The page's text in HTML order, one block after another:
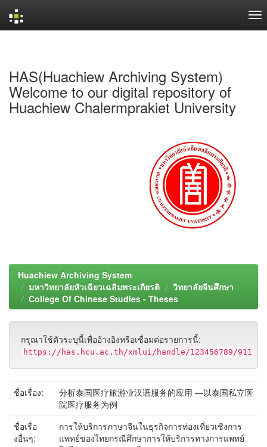
HAS(Huachiew Archiving System)
Welcome to our digital repository of
Huachiew Chalermprakiet University
Huachiew Archiving System
มหาวิทยาลัยหัวเฉียวเฉลิมพระเกียรติ
วิทยาลัยจีนศึกษา
College Of Chinese Studies - Theses
กรุณาใช้ตัวระบุนี้เพื่ออ้างอิงหรือเชื่อมต่อรายการนี้:
https://has.hcu.ac.th/xmlui/handle/123456789/911
ชื่อเรื่อง:
分析泰国医疗旅游业汉语服务的应用 —以泰国私立医
院医疗服务为例
ชื่อเรื่อ
งอื่นๆ:
การให้บริการภาษาจีนในธุรกิจการท่องเที่ยวเชิงการ
แพทย์ของไทยกรณีศึกษาการให้บริการทางการแพทย์